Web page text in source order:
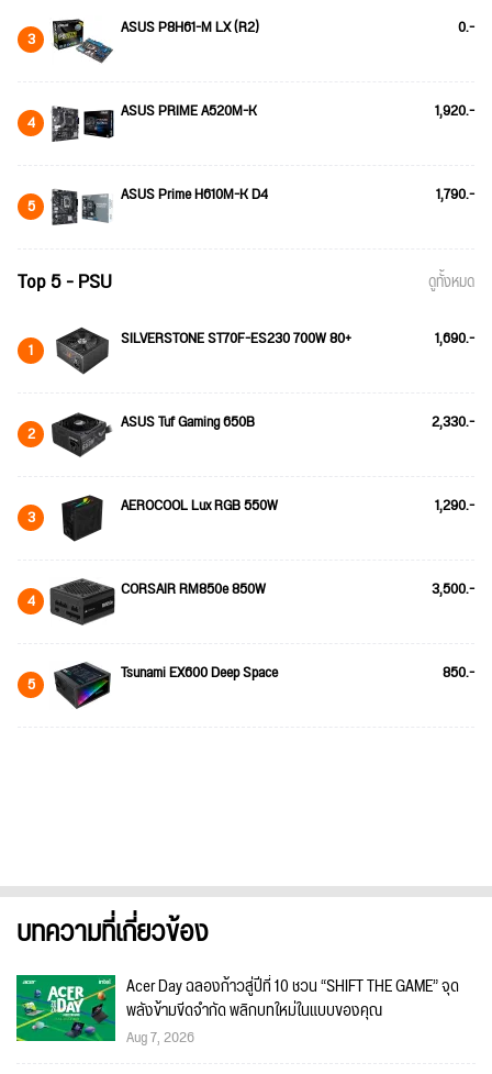
3 ASUS P8H61-M LX (R2) 0.-
4 ASUS PRIME A520M-K 1,920.-
5 ASUS Prime H610M-K D4 1,790.-
Top 5 - PSU ดูทั้งหมด
1 SILVERSTONE ST70F-ES230 700W 80+ 1,690.-
2 ASUS Tuf Gaming 650B 2,330.-
3 AEROCOOL Lux RGB 550W 1,290.-
4 CORSAIR RM850e 850W 3,500.-
5 Tsunami EX600 Deep Space 850.-
บทความที่เกี่ยวข้อง
Acer Day ฉลองก้าวสู่ปีที่ 10 ชวน “SHIFT THE GAME” จุด
พลังข้ามขีดจำกัด พลิกบทใหม่ในแบบของคุณ
Aug 7, 2026